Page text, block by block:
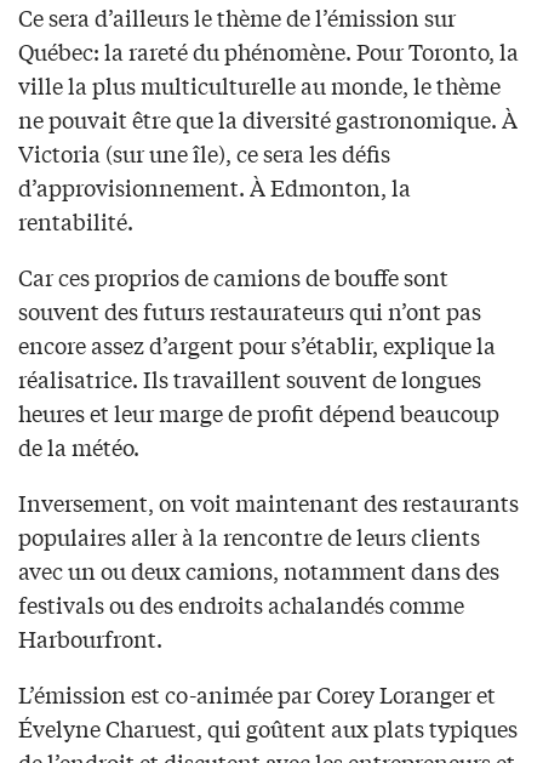
Ce sera d’ailleurs le thème de l’émission sur
Québec: la rareté du phénomène. Pour Toronto, la
ville la plus multiculturelle au monde, le thème
ne pouvait être que la diversité gastronomique. À
Victoria (sur une île), ce sera les défis
d’approvisionnement. À Edmonton, la
rentabilité.
Car ces proprios de camions de bouffe sont
souvent des futurs restaurateurs qui n’ont pas
encore assez d’argent pour s’établir, explique la
réalisatrice. Ils travaillent souvent de longues
heures et leur marge de profit dépend beaucoup
de la météo.
Inversement, on voit maintenant des restaurants
populaires aller à la rencontre de leurs clients
avec un ou deux camions, notamment dans des
festivals ou des endroits achalandés comme
Harbourfront.
L’émission est co-animée par Corey Loranger et
Évelyne Charuest, qui goûtent aux plats typiques